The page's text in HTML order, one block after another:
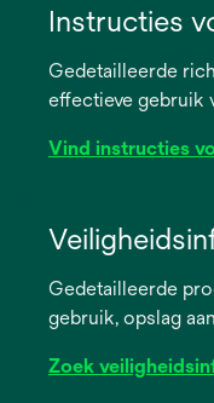
Instructies
Gedetailleerde
effectieve gebruik
Vind instructies
newGedetailleerde
gebruik, opslag
Zoek